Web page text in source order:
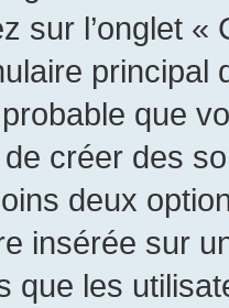
sur l’onglet
principal
que
créer des
deux
insérée sur
que les